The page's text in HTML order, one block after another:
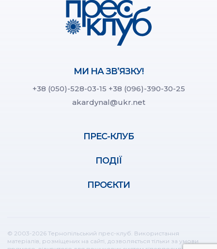
МИ НА ЗВ’ЯЗКУ!
+38 (050)-528-03-15 +38 (096)-390-30-25
akardynal@ukr.net
ПРЕС-КЛУБ
ПОДІЇ
ПРОЄКТИ
© 2003-2026 Тернопільський прес-клуб. Використання
матеріалів, розміщених на сайті, дозволяється тільки за умови